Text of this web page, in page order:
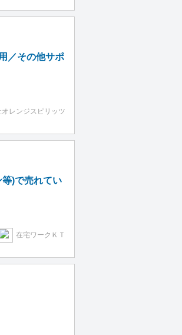
／その他サポ
レンジスピリッツ
)で売れてい
在宅ワークＫＴ